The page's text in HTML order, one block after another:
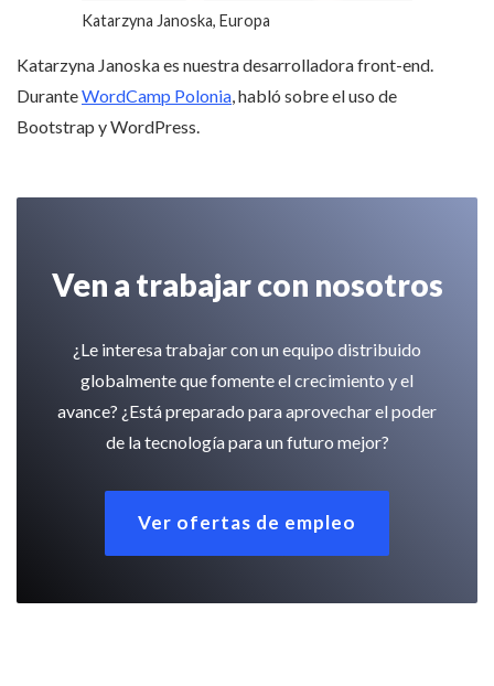
Katarzyna Janoska, Europa
Katarzyna Janoska es nuestra desarrolladora front-end.
DuranteWordCamp Polonia , habló sobre el uso de
Bootstrap y WordPress.
Ven a trabajar con nosotros
¿Le interesa trabajar con un equipo distribuido
globalmente que fomente el crecimiento y el
avance? ¿Está preparado para aprovechar el poder
de la tecnología para un futuro mejor?
Ver ofertas de empleo